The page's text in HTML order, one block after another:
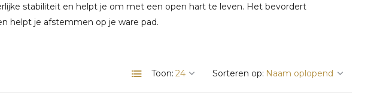
stabiliteit en helpt je om met een open hart te leven. Het bevordert
helpt je afstemmen op je ware pad.
Toon: Sorteren op: